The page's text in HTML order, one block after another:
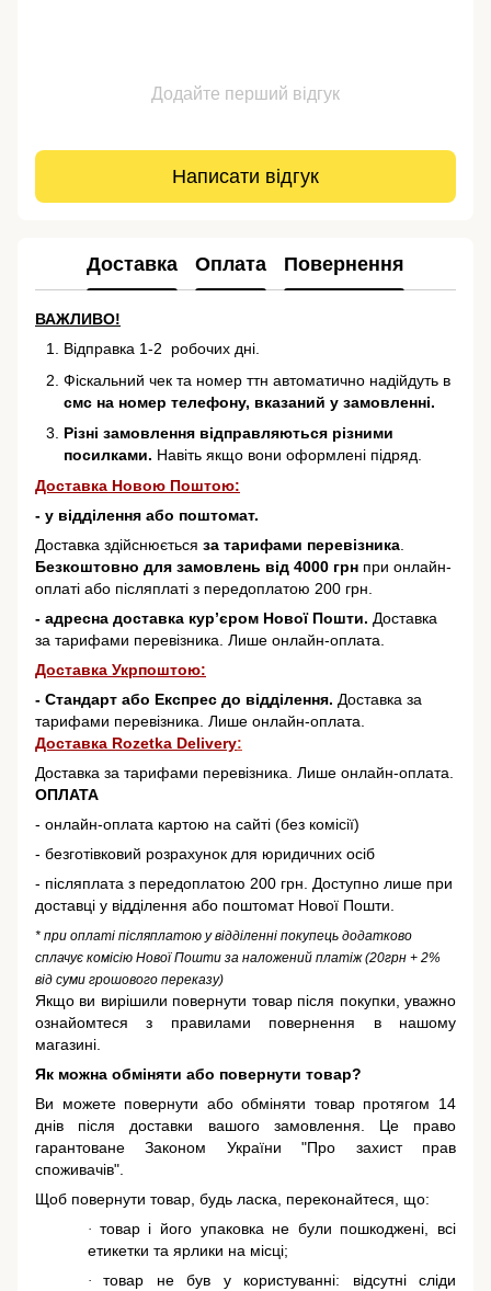
Додайте перший відгук
Написати відгук
Доставка Оплата Повернення
ВАЖЛИВО!
Відправка 1-2 робочих дні.
Фіскальний чек та номер ттн автоматично надійдуть в
смс на номер телефону, вказаний у замовленні.
Різні замовлення відправляються різними
посилками. Навіть якщо вони оформлені підряд.
Доставка Новою Поштою:
- у відділення або поштомат.
Доставка здійснюється за тарифами перевізника.
Безкоштовно для замовлень від 4000 грн при онлайн-
оплаті або післяплаті з передоплатою 200 грн.
- адресна доставка кур’єром Нової Пошти. Доставка
за тарифами перевізника. Лише онлайн-оплата.
Доставка Укрпоштою:
- Стандарт або Експрес до відділення. Доставка за
тарифами перевізника. Лише онлайн-оплата.
Доставка Rozetka Delivery:
Доставка за тарифами перевізника. Лише онлайн-оплата.
ОПЛАТА
- онлайн-оплата картою на сайті (без комісії)
- безготівковий розрахунок для юридичних осіб
- післяплата з передоплатою 200 грн. Доступно лише при
доставці у відділення або поштомат Нової Пошти.
* при оплаті післяплатою у відділенні покупець додатково
сплачує комісію Нової Пошти за наложений платіж (20грн + 2%
від суми грошового переказу)
Якщо ви вирішили повернути товар після покупки, уважно
ознайомтеся з правилами повернення в нашому
магазині.
Як можна обміняти або повернути товар?
Ви можете повернути або обміняти товар протягом 14
днів після доставки вашого замовлення. Це право
гарантованеЗаконом України "Про захист прав
споживачів".
Щоб повернути товар, будь ласка, переконайтеся, що:
· товар і його упаковка не були пошкоджені, всі
етикетки та ярлики на місці;
·товар не був у користуванні: відсутні сліди